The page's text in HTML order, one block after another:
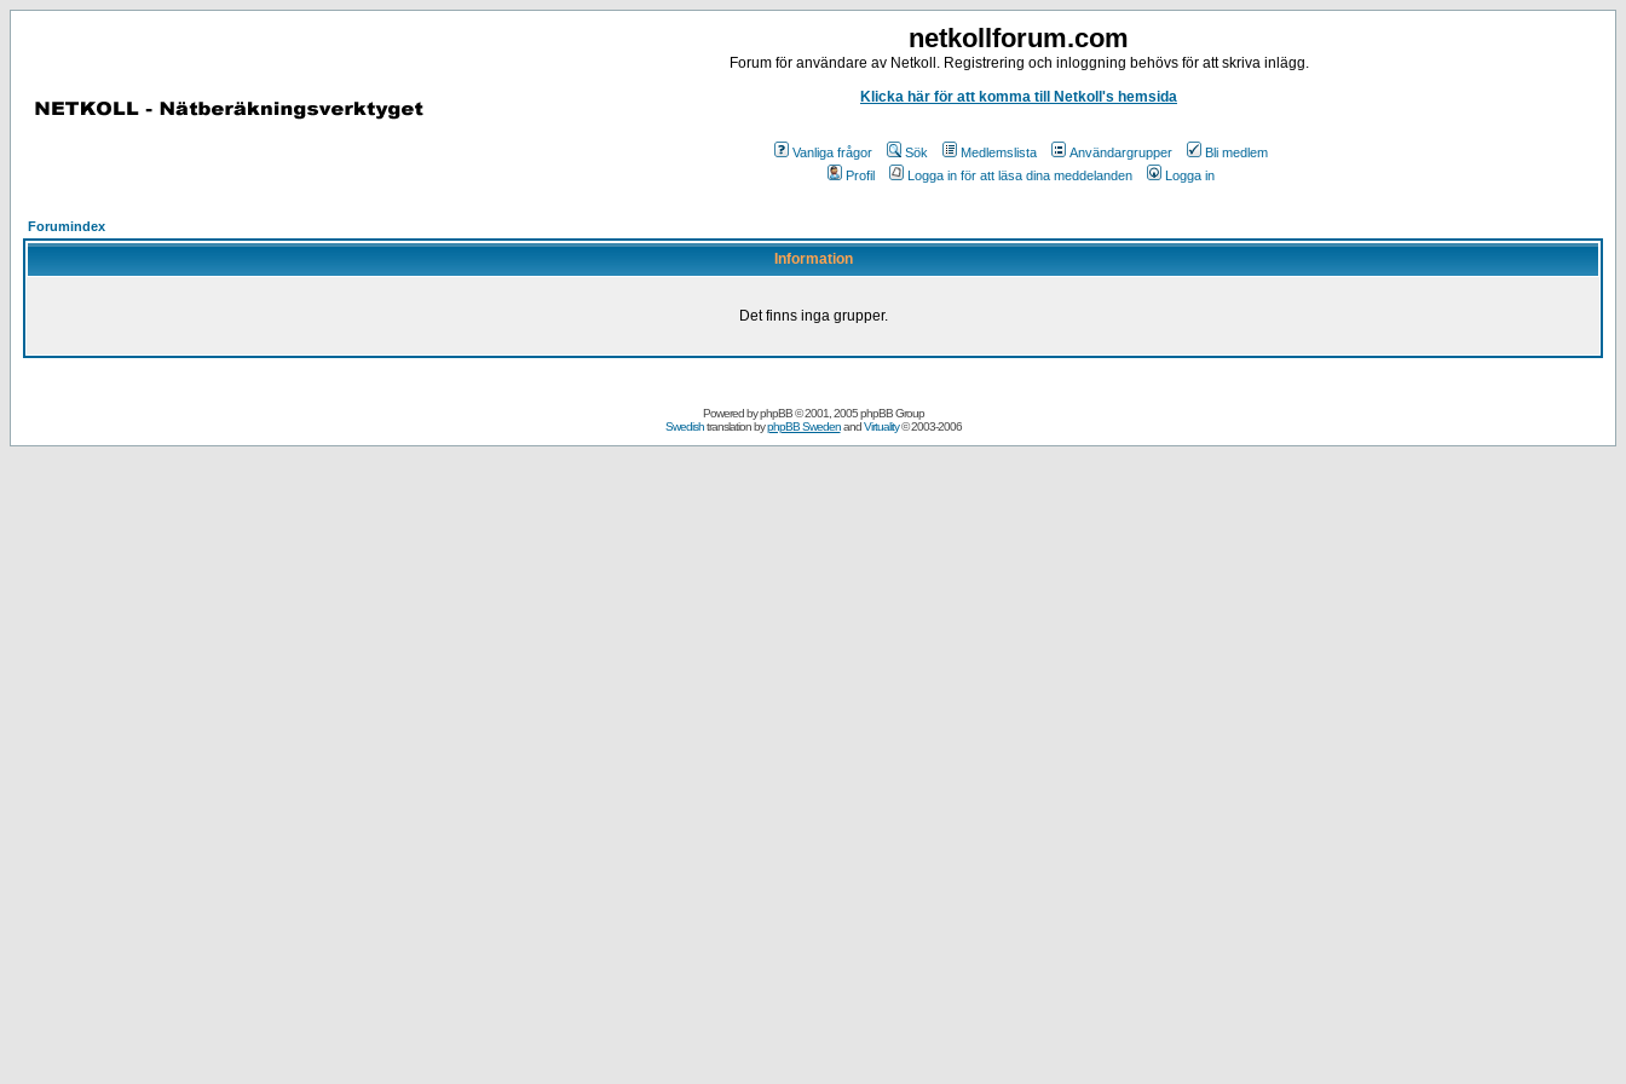
netkollforum.com
Forum för användare av Netkoll. Registrering och inloggning behövs för att skriva inlägg.
Klicka här för att komma till Netkoll's hemsida
Vanliga frågor Sök Medlemslista Användargrupper
Bli medlem
Profil
Logga in för att läsa dina meddelanden Logga in
Forumindex
Information
Det finns inga grupper.
Powered byphpBB© 2001, 2005 phpBB Group
Swedishtranslation byphpBB SwedenandVirtuality© 2003-2006